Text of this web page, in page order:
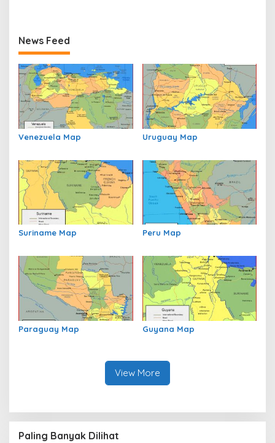
News Feed
Venezuela Map Uruguay Map
Suriname Map Peru Map
Paraguay Map Guyana Map
View More
Paling Banyak Dilihat